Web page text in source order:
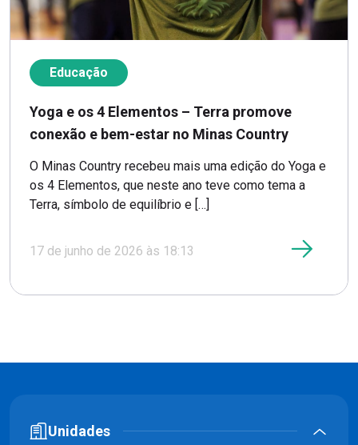
Educação
Yoga e os 4 Elementos – Terra promove
conexão e bem-estar no Minas Country
O Minas Country recebeu mais uma edição do Yoga e
os 4 Elementos, que neste ano teve como tema a
Terra, símbolo de equilíbrio e […]
17 de junho de 2026 às 18:13
Unidades